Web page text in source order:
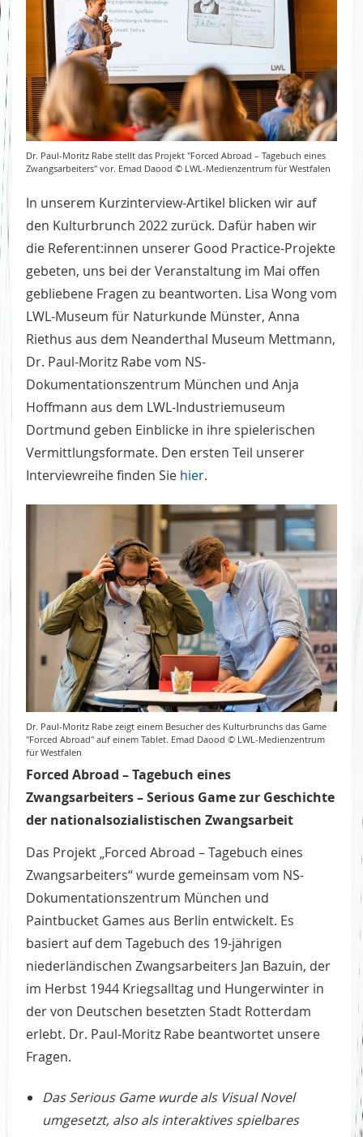
Dr. Paul-Moritz Rabe stellt das Projekt "Forced Abroad – Tagebuch eines
Zwangsarbeiters" vor. Emad Daood © LWL-Medienzentrum für Westfalen
In unserem Kurzinterview-Artikel blicken wir auf
den Kulturbrunch 2022 zurück. Dafür haben wir
die Referent:innen unserer Good Practice-Projekte
gebeten, uns bei der Veranstaltung im Mai offen
gebliebene Fragen zu beantworten. Lisa Wong vom
LWL-Museum für Naturkunde Münster, Anna
Riethus aus dem Neanderthal Museum Mettmann,
Dr. Paul-Moritz Rabe vom NS-
Dokumentationszentrum München und Anja
Hoffmann aus dem LWL-Industriemuseum
Dortmund geben Einblicke in ihre spielerischen
Vermittlungsformate. Den ersten Teil unserer
Interviewreihe finden Sie hier.
Dr. Paul-Moritz Rabe zeigt einem Besucher des Kulturbrunchs das Game
"Forced Abroad" auf einem Tablet. Emad Daood © LWL-Medienzentrum
für Westfalen
Forced Abroad – Tagebuch eines
Zwangsarbeiters – Serious Game zur Geschichte
der nationalsozialistischen Zwangsarbeit
Das Projekt „Forced Abroad – Tagebuch eines
Zwangsarbeiters“ wurde gemeinsam vom NS-
Dokumentationszentrum München und
Paintbucket Games aus Berlin entwickelt. Es
basiert auf dem Tagebuch des 19-jährigen
niederländischen Zwangsarbeiters Jan Bazuin, der
im Herbst 1944 Kriegsalltag und Hungerwinter in
der von Deutschen besetzten Stadt Rotterdam
erlebt. Dr. Paul-Moritz Rabe beantwortet unsere
Fragen.
Das Serious Game wurde als Visual Novel
umgesetzt, also als interaktives spielbares